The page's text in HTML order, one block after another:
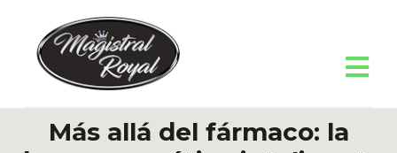
Más allá del fármaco: la